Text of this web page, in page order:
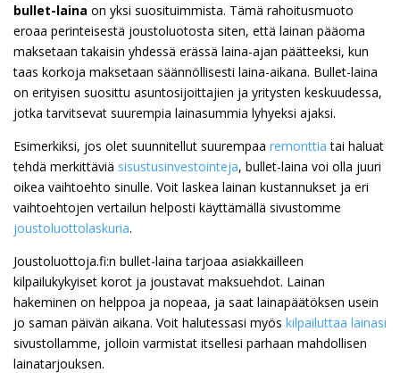
bullet-laina on yksi suosituimmista. Tämä rahoitusmuoto
eroaa perinteisestä joustoluotosta siten, että lainan pääoma
maksetaan takaisin yhdessä erässä laina-ajan päätteeksi, kun
taas korkoja maksetaan säännöllisesti laina-aikana. Bullet-laina
on erityisen suosittu asuntosijoittajien ja yritysten keskuudessa,
jotka tarvitsevat suurempia lainasummia lyhyeksi ajaksi.
Esimerkiksi, jos olet suunnitellut suurempaa remonttia tai haluat
tehdä merkittäviä sisustusinvestointeja, bullet-laina voi olla juuri
oikea vaihtoehto sinulle. Voit laskea lainan kustannukset ja eri
vaihtoehtojen vertailun helposti käyttämällä sivustomme
joustoluottolaskuria.
Joustoluottoja.fi:n bullet-laina tarjoaa asiakkailleen
kilpailukykyiset korot ja joustavat maksuehdot. Lainan
hakeminen on helppoa ja nopeaa, ja saat lainapäätöksen usein
jo saman päivän aikana. Voit halutessasi myös kilpailuttaa lainasi
sivustollamme, jolloin varmistat itsellesi parhaan mahdollisen
lainatarjouksen.